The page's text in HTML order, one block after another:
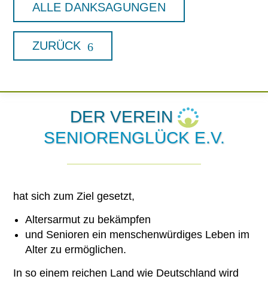
ALLE DANKSAGUNGEN
ZURÜCK
DER VEREIN
SENIORENGLÜCK E.V.
hat sich zum Ziel gesetzt,
Altersarmut zu bekämpfen
und Senioren ein menschenwürdiges Leben im
Alter zu ermöglichen.
In so einem reichen Land wie Deutschland wird